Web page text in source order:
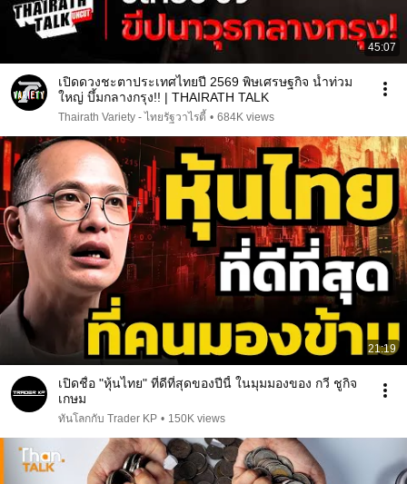
45:07
เปิดดวงชะตาประเทศไทยปี 2569 พิษเศรษฐกิจ น้ำท่วม
ใหญ่ บึ้มกลางกรุง!! | THAIRATH TALK
Thairath Variety - ไทยรัฐวาไรตี้ • 684K views
21:19
เปิดชื่อ "หุ้นไทย" ที่ดีที่สุดของปีนี้ ในมุมมองของ กวี ชูกิจ
เกษม
ทันโลกกับ Trader KP • 150K views